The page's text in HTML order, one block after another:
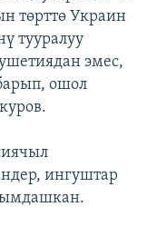
төрттө Украин
тууралуу
эмес,
ошол
ингуштар